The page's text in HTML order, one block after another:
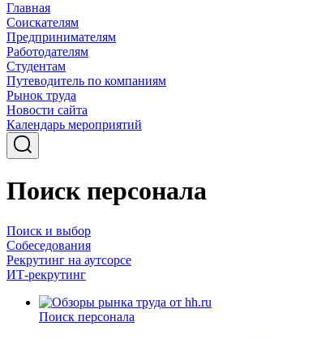
Главная
Соискателям
Предпринимателям
Работодателям
Студентам
Путеводитель по компаниям
Рынок труда
Новости сайта
Календарь мероприятий
Поиск персонала
Поиск и выбор
Собеседования
Рекрутинг на аутсорсе
ИТ-рекрутинг
Поиск персонала